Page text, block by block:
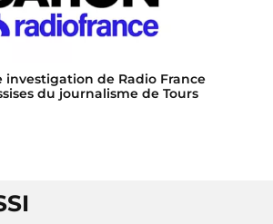
investigation de Radio France
du journalisme de Tours